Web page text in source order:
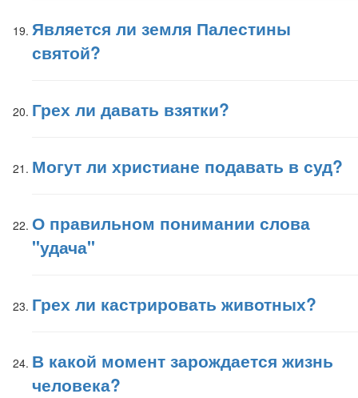
Является ли земля Палестины
святой?
Грех ли давать взятки?
Могут ли христиане подавать в суд?
О правильном понимании слова
"удача"
Грех ли кастрировать животных?
В какой момент зарождается жизнь
человека?